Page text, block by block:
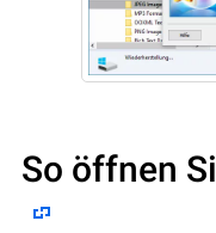
So öffnen